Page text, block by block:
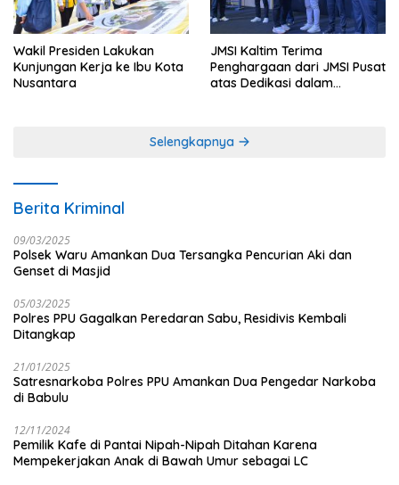
Wakil Presiden Lakukan
Kunjungan Kerja ke Ibu Kota
Nusantara
JMSI Kaltim Terima
Penghargaan dari JMSI Pusat
atas Dedikasi dalam
Selengkapnya
Berita Kriminal
09/03/2025
Polsek Waru Amankan Dua Tersangka Pencurian Aki dan
Genset di Masjid
05/03/2025
Polres PPU Gagalkan Peredaran Sabu, Residivis Kembali
Ditangkap
21/01/2025
Satresnarkoba Polres PPU Amankan Dua Pengedar Narkoba
di Babulu
12/11/2024
Pemilik Kafe di Pantai Nipah-Nipah Ditahan Karena
Mempekerjakan Anak di Bawah Umur sebagai LC